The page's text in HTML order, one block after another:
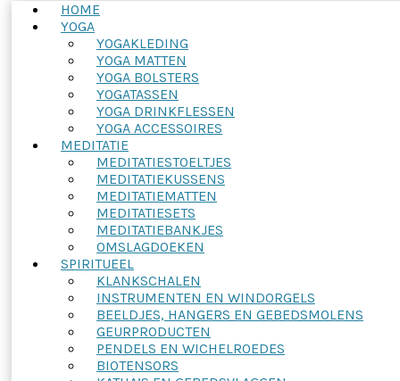
HOME
YOGA
YOGAKLEDING
YOGA MATTEN
YOGA BOLSTERS
YOGATASSEN
YOGA DRINKFLESSEN
YOGA ACCESSOIRES
MEDITATIE
MEDITATIESTOELTJES
MEDITATIEKUSSENS
MEDITATIEMATTEN
MEDITATIESETS
MEDITATIEBANKJES
OMSLAGDOEKEN
SPIRITUEEL
KLANKSCHALEN
INSTRUMENTEN EN WINDORGELS
BEELDJES, HANGERS EN GEBEDSMOLENS
GEURPRODUCTEN
PENDELS EN WICHELROEDES
BIOTENSORS